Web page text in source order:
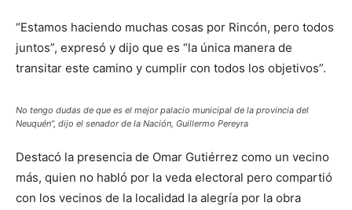
“Estamos haciendo muchas cosas por Rincón, pero todos
juntos”, expresó y dijo que es “la única manera de
transitar este camino y cumplir con todos los objetivos”.
No tengo dudas de que es el mejor palacio municipal de la provincia del
Neuquén”, dijo el senador de la Nación, Guillermo Pereyra
Destacó la presencia de Omar Gutiérrez como un vecino
más, quien no habló por la veda electoral pero compartió
con los vecinos de la localidad la alegría por la obra